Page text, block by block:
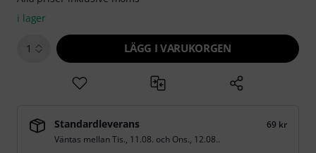
i lager
1 LÄGG I VARUKORGEN
Standardleverans
69 kr
Väntas mellanTis., 11.08. och Ons., 12.08..